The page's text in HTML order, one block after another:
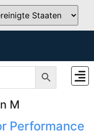
info@teutschtech.com
M
Performance